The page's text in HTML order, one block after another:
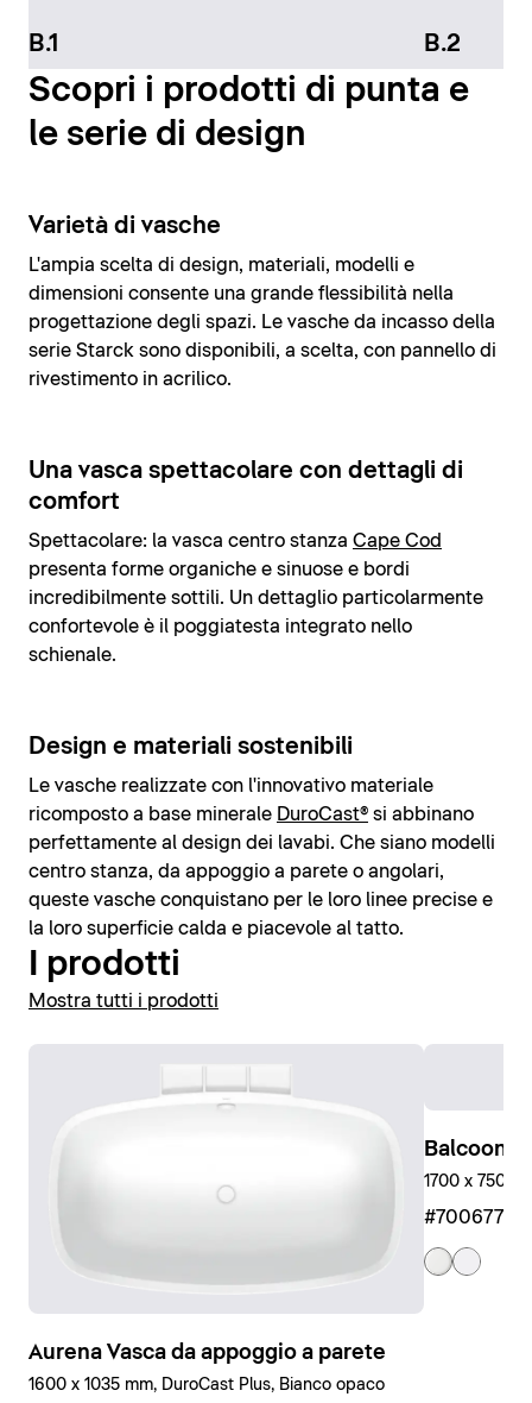
B.1 B.2
Scopri i prodotti di punta e
le serie di design
Varietà di vasche
L'ampia scelta di design, materiali, modelli e
dimensioni consente una grande flessibilità nella
progettazione degli spazi. Le vasche da incasso della
serie Starck sono disponibili, a scelta, con pannello di
rivestimento in acrilico.
Una vasca spettacolare con dettagli di
comfort
Spettacolare: la vasca centro stanza Cape Cod
presenta forme organiche e sinuose e bordi
incredibilmente sottili. Un dettaglio particolarmente
confortevole è il poggiatesta integrato nello
schienale.
Design e materiali sostenibili
Le vasche realizzate con l'innovativo materiale
ricomposto a base minerale DuroCast® si abbinano
perfettamente al design dei lavabi. Che siano modelli
centro stanza, da appoggio a parete o angolari,
queste vasche conquistano per le loro linee precise e
la loro superficie calda e piacevole al tatto.
I prodotti
Mostra tutti i prodotti
Aurena Vasca da appoggio a parete
1600 x 1035 mm, DuroCast Plus, Bianco opaco
Balcoon
1700 x 750